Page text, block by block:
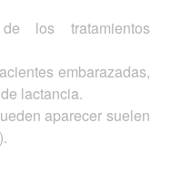
los tratamientos
embarazadas,
lactancia.
aparecer suelen